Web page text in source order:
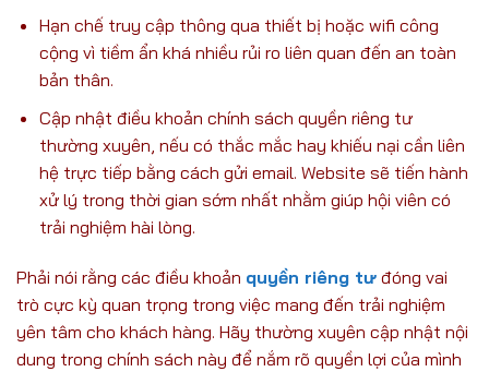
Hạn chế truy cập thông qua thiết bị hoặc wifi công
cộng vì tiềm ẩn khá nhiều rủi ro liên quan đến an toàn
bản thân.
Cập nhật điều khoản chính sách quyền riêng tư
thường xuyên, nếu có thắc mắc hay khiếu nại cần liên
hệ trực tiếp bằng cách gửi email. Website sẽ tiến hành
xử lý trong thời gian sớm nhất nhằm giúp hội viên có
trải nghiệm hài lòng.
Phải nói rằng các điều khoản quyền riêng tư đóng vai
trò cực kỳ quan trọng trong việc mang đến trải nghiệm
yên tâm cho khách hàng. Hãy thường xuyên cập nhật nội
dung trong chính sách này để nắm rõ quyền lợi của mình